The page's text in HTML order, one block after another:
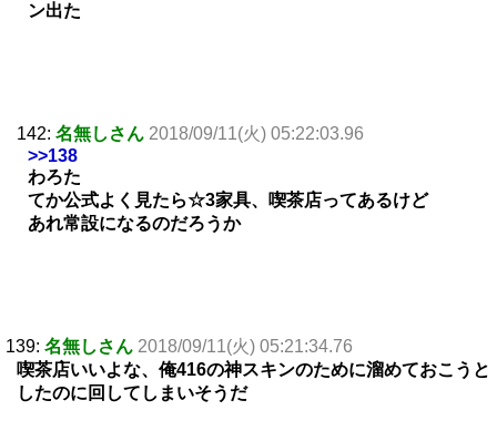
ン出た
142: 名無しさん 2018/09/11(火) 05:22:03.96
>>138
わろた
てか公式よく見たら☆3家具、喫茶店ってあるけど
あれ常設になるのだろうか
139: 名無しさん 2018/09/11(火) 05:21:34.76
喫茶店いいよな、俺416の神スキンのために溜めておこうと
したのに回してしまいそうだ